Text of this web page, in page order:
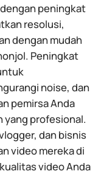
peningkat
resolusi,
dengan mudah
Peningkat
noise, dan
pemirsa Anda
yang profesional.
dan bisnis
video mereka di
video Anda